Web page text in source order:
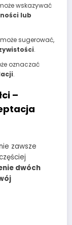
wskazywać
lub
sugerować,
.
oznaczać
.
–
zawsze
dwóch